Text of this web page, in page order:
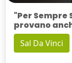
"Per
provano
Sal Da Vinci